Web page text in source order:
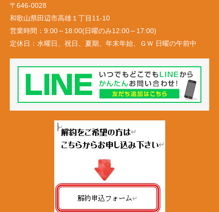
〒646-0028
和歌山県田辺市高雄１丁目11-10
営業時間： 9:00～18:00(日曜のみ12:00～17:00)
定休日： 水曜日、祝日、夏期、年末年始、ＧＷ 日曜の午前中